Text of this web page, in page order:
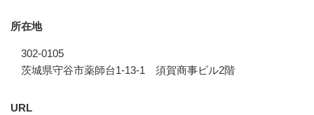
所在地
302-0105
茨城県守谷市薬師台1-13-1 須賀商事ビル2階
URL